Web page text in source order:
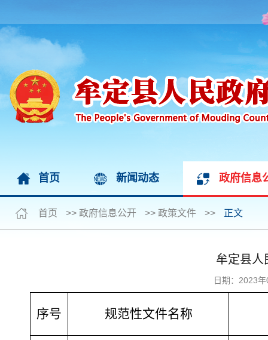
首页 新闻动态 政府信息
首页 >> 政府信息公开 >> 政策文件 >> 正文
牟定县人
日期：2023
序号 规范性文件名称